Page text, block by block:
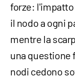
forze: l'impatto
il nodo a ogni
mentre la
una questione
nodi cedono